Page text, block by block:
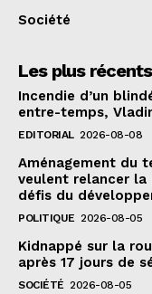
Société
Les plus récents
Incendie d’un
entre-temps,
EDITORIAL 2026-08-08
Aménagement du
veulent relancer
défis du
POLITIQUE 2026-08-05
Kidnappé sur la
après 17 jours de
SOCIÉTÉ 2026-08-05